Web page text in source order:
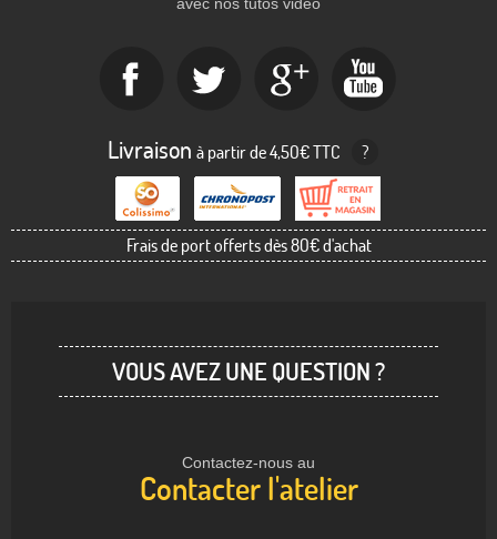
Livraison à partir de 4,50€ TTC ?
Frais de port offerts dès 80€ d'achat
VOUS AVEZ UNE QUESTION ?
Contactez-nous au
Contacter l'atelier